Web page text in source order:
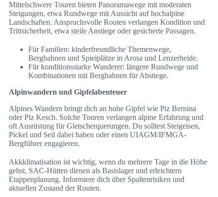
Mittelschwere Touren bieten Panoramawege mit moderaten
Steigungen, etwa Rundwege mit Aussicht auf hochalpine
Landschaften. Anspruchsvolle Routen verlangen Kondition und
Trittsicherheit, etwa steile Anstiege oder gesicherte Passagen.
Für Familien: kinderfreundliche Themenwege,
Bergbahnen und Spielplätze in Arosa und Lenzerheide.
Für konditionsstarke Wanderer: längere Rundwege und
Kombinationen mit Bergbahnen für Abstiege.
Alpinwandern und Gipfelabenteuer
Alpines Wandern bringt dich an hohe Gipfel wie Piz Bernina
oder Piz Kesch. Solche Touren verlangen alpine Erfahrung und
oft Ausrüstung für Gletscherquerungen. Du solltest Steigeisen,
Pickel und Seil dabei haben oder einen UIAGM/IFMGA-
Bergführer engagieren.
Akkklimatisation ist wichtig, wenn du mehrere Tage in die Höhe
gehst. SAC-Hütten dienen als Basislager und erleichtern
Etappenplanung. Informiere dich über Spaltenrisiken und
aktuellen Zustand der Routen.